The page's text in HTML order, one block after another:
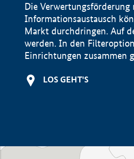
Die
Informationsaustausch
Markt durchdringen. Auf
werden. In den
Einrichtungen zusammen
LOS GEHT'S